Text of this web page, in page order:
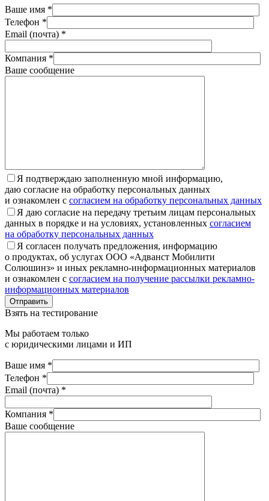
Ваше имя *
Телефон *
Email (почта) *
Компания *
Ваше сообщение
Я подтверждаю заполненную мной информацию,
даю согласие на обработку персональных данных
и ознакомлен с согласием на обработку персональных данных
Я даю согласие на передачу третьим лицам персональных
данных в порядке и на условиях, установленных согласием
на обработку персональных данных
Я согласен получать предложения, информацию
о продуктах, об услугах ООО «Адванст Мобилити
Солюшинз» и иных рекламно-информационных материалов
и ознакомлен с согласием на получение рассылки рекламно-
информационных материалов
Отправить
Взять на тестирование
Мы работаем только
с юридическими лицами и ИП
Ваше имя *
Телефон *
Email (почта) *
Компания *
Ваше сообщение